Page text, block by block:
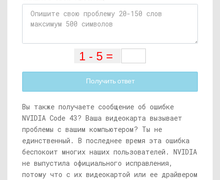
Получить ответ
Вы также получаете сообщение об ошибке
NVIDIA Code 43? Ваша видеокарта вызывает
проблемы с вашим компьютером? Ты не
единственный. В последнее время эта ошибка
беспокоит многих наших пользователей. NVIDIA
не выпустила официального исправления,
потому что с их видеокартой или ее драйвером